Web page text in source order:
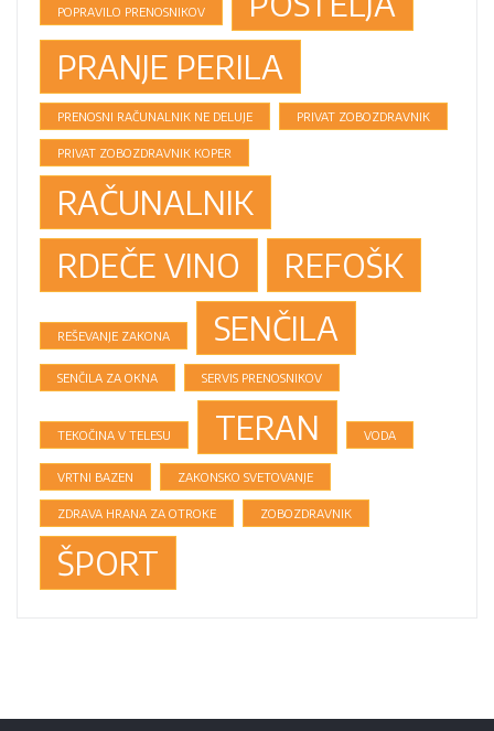
POPRAVILO PRENOSNIKOV
PRANJE PERILA
PRENOSNI RAČUNALNIK NE DELUJE PRIVAT ZOBOZDRAVNIK
PRIVAT ZOBOZDRAVNIK KOPER
RAČUNALNIK
RDEČE VINO
REFOŠK
REŠEVANJE ZAKONA SENČILA
SENČILA ZA OKNA SERVIS PRENOSNIKOV
TEKOČINA V TELESU TERAN VODA
VRTNI BAZEN ZAKONSKO SVETOVANJE
ZDRAVA HRANA ZA OTROKE ZOBOZDRAVNIK
ŠPORT